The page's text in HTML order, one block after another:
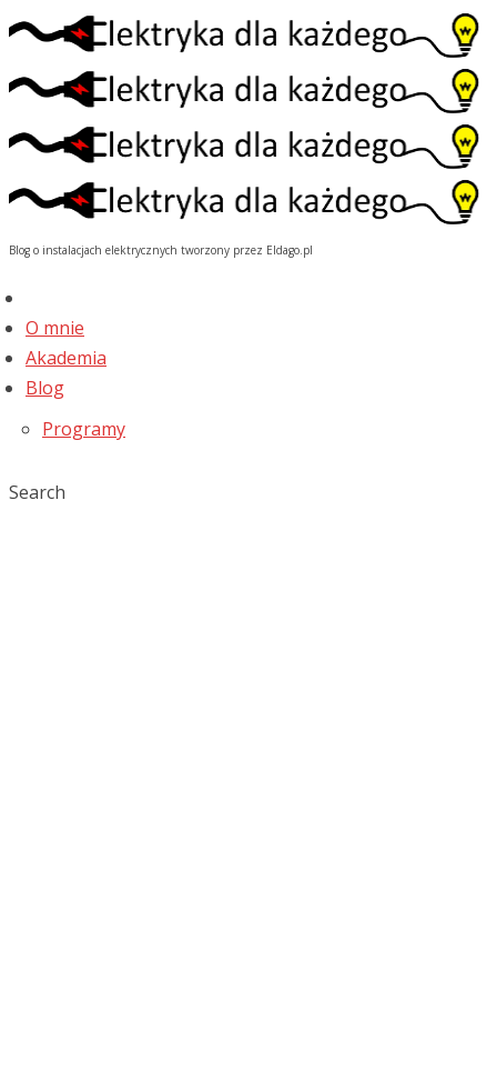
Blog o instalacjach elektrycznych tworzony przez Eldago.pl
O mnie
Akademia
Blog
Programy
Search